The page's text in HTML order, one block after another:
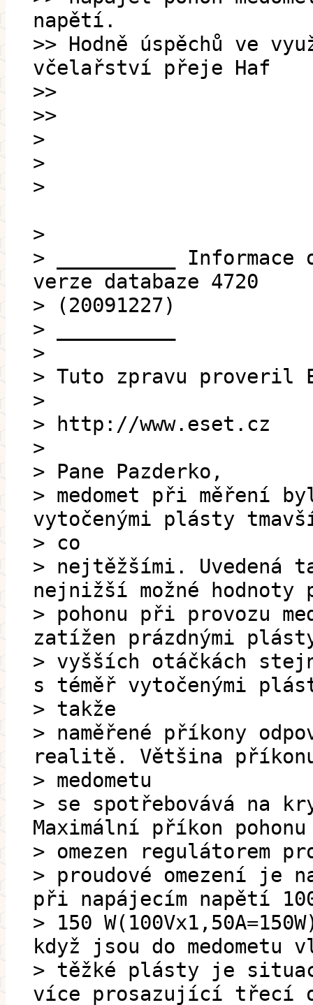
napětí.
>> Hodně úspěchů ve
včelařství přeje Haf
>>
>>
>
>
>
>
> __________
verze databaze 4720
> (20091227)
> __________
>
> Tuto zpravu proveril
>
> http://www.eset.cz
>
> Pane Pazderko,
> medomet při měření
vytočenými plásty
> co
> nejtěžšími. Uvedená
nejnižší možné hodnoty
> pohonu při provozu
zatížen prázdnými
> vyšších otáčkách
s téměř vytočenými
> takže
> naměřené příkony
realitě. Většina
> medometu
> se spotřebovává na
Maximální příkon
> omezen regulátorem
> proudové omezení je
při napájecím napětí
> 150
když jsou do medometu
> těžké plásty je
více prosazující třecí